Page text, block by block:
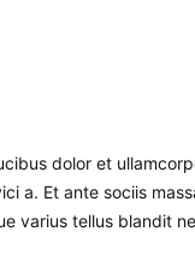
dolor et
a. Et ante sociis
varius tellus blandit